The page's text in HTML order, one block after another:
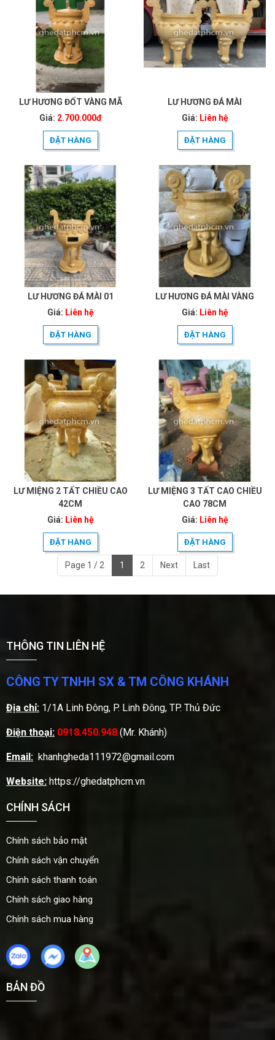
LƯ HƯƠNG ĐỐT VÀNG MÃ
Giá: 2.700.000đ
ĐẶT HÀNG
LƯ HƯƠNG ĐÁ MÀI
Giá: Liên hệ
ĐẶT HÀNG
LƯ HƯƠNG ĐÁ MÀI 01
Giá: Liên hệ
ĐẶT HÀNG
LƯ HƯƠNG ĐÁ MÀI VÀNG
Giá: Liên hệ
ĐẶT HÀNG
LƯ MIỆNG 2 TẤT CHIỀU CAO
42CM
Giá: Liên hệ
ĐẶT HÀNG
LƯ MIỆNG 3 TẤT CAO CHIỀU
CAO 78CM
Giá: Liên hệ
ĐẶT HÀNG
Page 1 / 2 1 2 Next Last
THÔNG TIN LIÊN HỆ
CÔNG TY TNHH SX & TM CÔNG KHÁNH
Địa chỉ: 1/1A Linh Đông, P. Linh Đông, TP. Thủ Đức
Điện thoại: 0918.450.948 (Mr. Khánh)
Email: khanhgheda111972@gmail.com
Website: https://ghedatphcm.vn
CHÍNH SÁCH
Chính sách bảo mật
Chính sách vận chuyển
Chính sách thanh toán
Chính sách giao hàng
Chính sách mua hàng
BẢN ĐỒ